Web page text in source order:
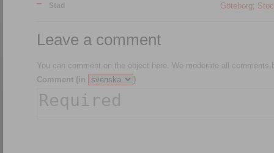
Stad Göteborg
Leave a comment
You can comment on the object here. We moderate all comments
Comment (in
)